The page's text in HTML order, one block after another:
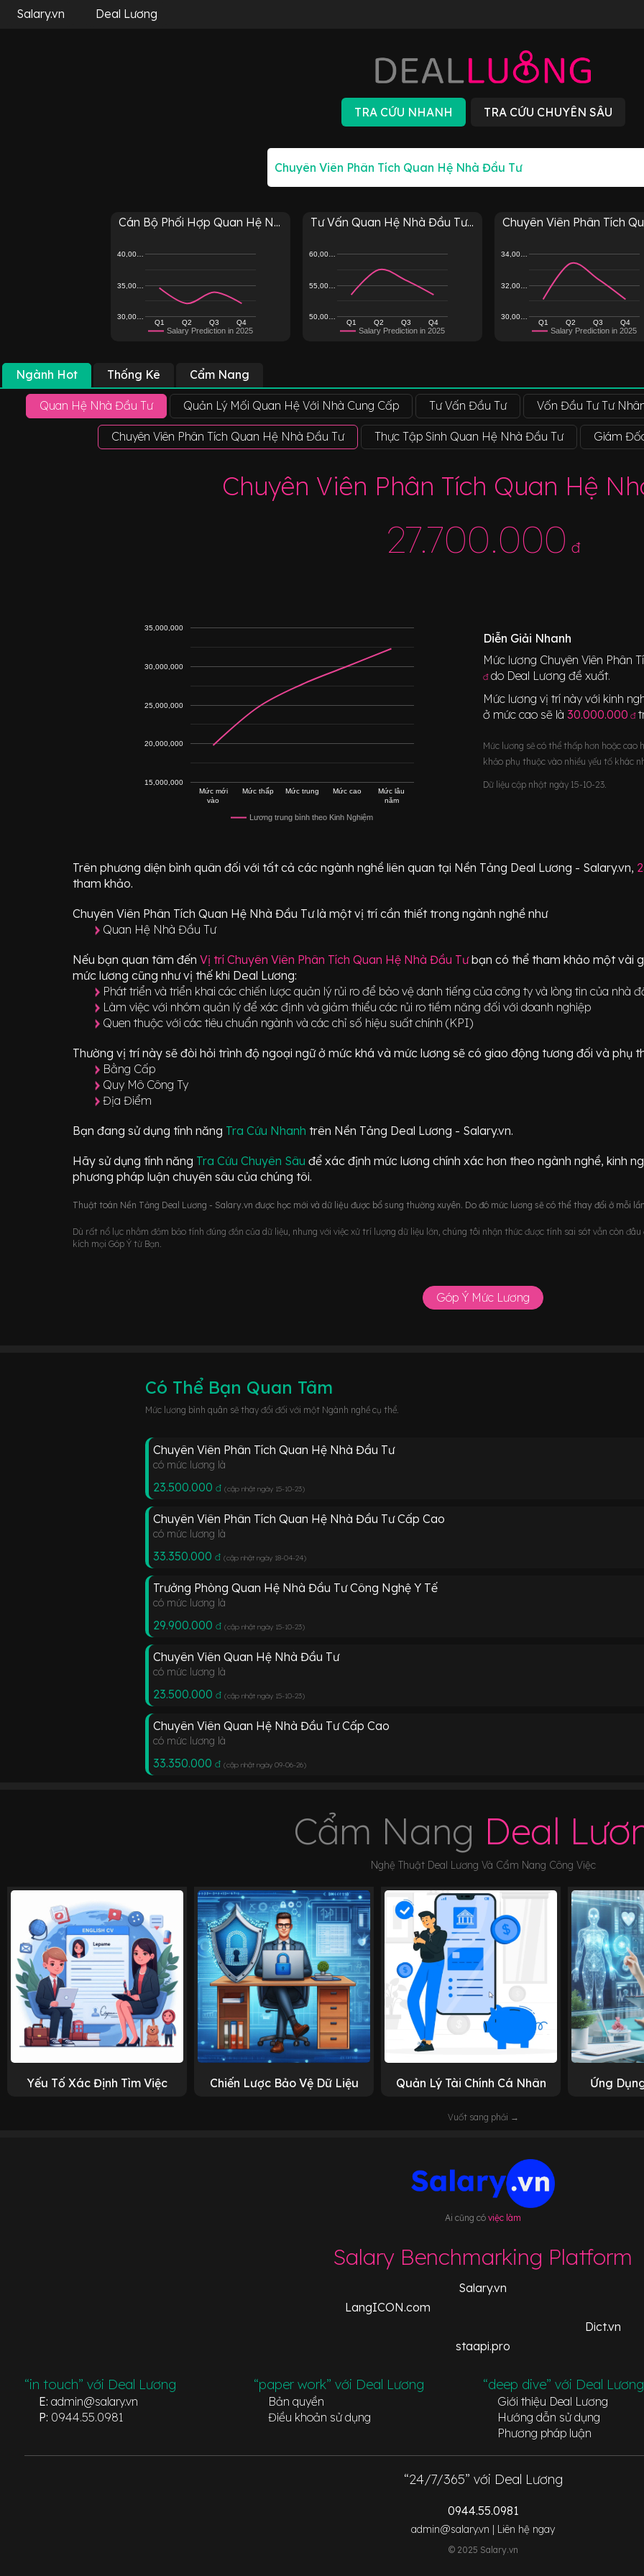
Salary.vn Deal Lương
Cán Bộ Phối Hợp Quan Hệ N...
Salary Prediction in 2025
Q1 Q2 Q3 Q4
30,00…
35,00…
40,00…
Tư Vấn Quan Hệ Nhà Đầu Tư...
Salary Prediction in 2025
Q1 Q2 Q3 Q4
50,00…
55,00…
60,00…
Chuyên Viên Phân Tích
Salary Prediction in 2025
Q1 Q2 Q3 Q4
30,00…
32,00…
34,00…
Ngành Hot Thống Kê Cẩm Nang
Quan Hệ Nhà Đầu Tư Quản Lý Mối Quan Hệ Với Nhà Cung Cấp Tư Vấn Đầu Tư Vốn Đầu Tư Tư
Chuyên Viên Phân Tích Quan Hệ Nhà Đầu Tư Thực Tập Sinh Quan Hệ Nhà Đầu Tư Giám
Chuyên Viên Phân Tích Quan Hệ
27.700.000 đ
Lương trung bình theo Kinh Nghiệm
Mức mới
vào
Mức thấp Mức trung Mức cao
Mức lâu
năm
15,000,000
20,000,000
25,000,000
30,000,000
35,000,000
Diễn Giải Nhanh
Mức lương Chuyên Viên Phân
đdo Deal Lương đề xuất.
Mức lương vị trí này với kinh
ở mức cao sẽ là 30.000.000 đ
Mức lương sẽ có thể thấp hơn hoặc
khảo phụ thuộc vào nhiều yếu tố khác
Dữ liệu cập nhật ngày 15-10-23.
Trên phương diện bình quân đối với tất cả các ngành nghề liên quan tại Nền Tảng Deal Lương - Salary.vn,
tham khảo.
Chuyên Viên Phân Tích Quan Hệ Nhà Đầu Tư là một vị trí cần thiết trong ngành nghề như
Quan Hệ Nhà Đầu Tư
Nếu bạn quan tâm đến Vị trí Chuyên Viên Phân Tích Quan Hệ Nhà Đầu Tưbạn có thể tham khảo một vài
mức lương cũng như vị thế khi Deal Lương:
Phát triển và triển khai các chiến lược quản lý rủi ro để bảo vệ danh tiếng của công ty và lòng tin của nhà
Làm việc với nhóm quản lý để xác định và giảm thiểu các rủi ro tiềm năng đối với doanh nghiệp
Quen thuộc với các tiêu chuẩn ngành và các chỉ số hiệu suất chính (KPI)
Thường vị trí này sẽ đòi hỏi trình độ ngoại ngữ ở mức khá và mức lương sẽ có giao động tương đối và phụ
Bằng Cấp
Quy Mô Công Ty
Địa Điểm
Bạn đang sử dụng tính năng Tra Cứu Nhanh trên Nền Tảng Deal Lương - Salary.vn.
Hãy sử dụng tính năng Tra Cứu Chuyên Sâu để xác định mức lương chính xác hơn theo ngành nghề, kinh
phương pháp luận chuyên sâu của chúng tôi.
Thuật toán Nền Tảng Deal Lương - Salary.vn được học mới và dữ liệu được bổ sung thường xuyên. Do đó mức lương sẽ có thể thay đổi ở mỗi
Dù rất nổ lực nhằm đảm bảo tính đúng đắn của dữ liệu, nhưng với việc xử trí lượng dữ liệu lớn, chúng tôi nhận thức được tính sai sót vẫn còn
kích mọi Góp Ý từ Bạn.
Góp Ý Mức Lương
Có Thể Bạn Quan Tâm
Mức lương bình quân sẽ thay đổi đối với một Ngành nghề cụ thể.
Chuyên Viên Phân Tích Quan Hệ Nhà Đầu Tư
có mức lương là
23.500.000 đ (cập nhật ngày 15-10-23)
Chuyên Viên Phân Tích Quan Hệ Nhà Đầu Tư Cấp Cao
có mức lương là
33.350.000 đ (cập nhật ngày 18-04-24)
Trưởng Phòng Quan Hệ Nhà Đầu Tư Công Nghệ Y Tế
có mức lương là
29.900.000 đ (cập nhật ngày 15-10-23)
Chuyên Viên Quan Hệ Nhà Đầu Tư
có mức lương là
23.500.000 đ (cập nhật ngày 15-10-23)
Chuyên Viên Quan Hệ Nhà Đầu Tư Cấp Cao
có mức lương là
33.350.000 đ (cập nhật ngày 09-06-26)
Cẩm Nang Deal
Nghệ Thuật Deal Lương Và Cẩm Nang Công Việc
Yếu Tố Xác Định Tìm Việc Chiến Lược Bảo Vệ Dữ Liệu Quản Lý Tài Chính Cá Nhân Ứng
Vuốt sang phải →
Ai cũng cóviệc làm
Salary Benchmarking Platform
Salary.vn
LangICON.com
Dict.vn
staapi.pro
“in touch” với Deal Lương
E: admin@salary.vn
P: 0944.55.0981
“paper work” với Deal Lương
Bản quyền
Điều khoản sử dụng
“deep dive” với Deal Lương
Giới thiệu Deal Lương
Hướng dẫn sử dụng
Phương pháp luận
“24/7/365” với Deal Lương
0944.55.0981
admin@salary.vn | Liên hệ ngay
© 2025 Salary.vn